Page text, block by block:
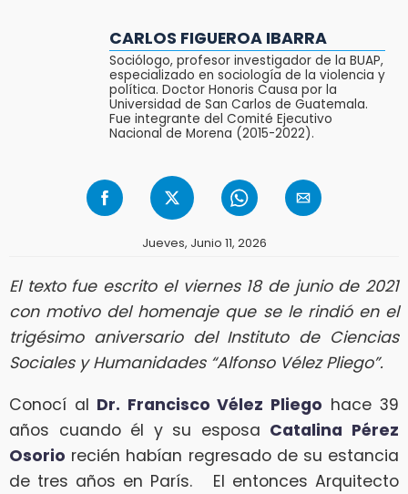
CARLOS FIGUEROA IBARRA
Sociólogo, profesor investigador de la BUAP,
especializado en sociología de la violencia y
política. Doctor Honoris Causa por la
Universidad de San Carlos de Guatemala.
Fue integrante del Comité Ejecutivo
Nacional de Morena (2015-2022).
Jueves, Junio 11, 2026
El texto fue escrito el viernes 18 de junio de 2021
con motivo del homenaje que se le rindió en el
trigésimo aniversario del Instituto de Ciencias
Sociales y Humanidades “Alfonso Vélez Pliego”.
Conocí al Dr. Francisco Vélez Pliego hace 39
años cuando él y su esposa Catalina Pérez
Osorio recién habían regresado de su estancia
de tres años en París. El entonces Arquitecto